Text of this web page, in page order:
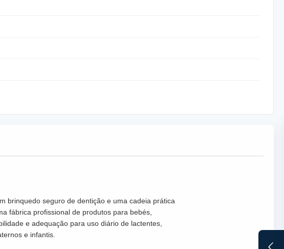
brinquedo seguro de dentição e uma cadeia prática
fábrica profissional de produtos para bebés,
e adequação para uso diário de lactentes,
e infantis.